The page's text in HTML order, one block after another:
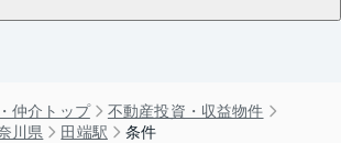
仲介トップ
不動産投資・収益物件
川県
田端駅 条件